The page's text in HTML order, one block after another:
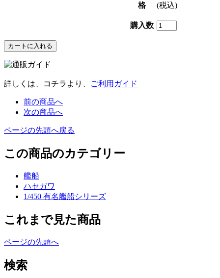
格
(税込)
購入数
詳しくは、コチラより、 ご利用ガイド
前の商品へ
次の商品へ
ページの先頭へ戻る
この商品のカテゴリー
艦船
ハセガワ
1/450 有名艦船シリーズ
これまで見た商品
ページの先頭へ
検索